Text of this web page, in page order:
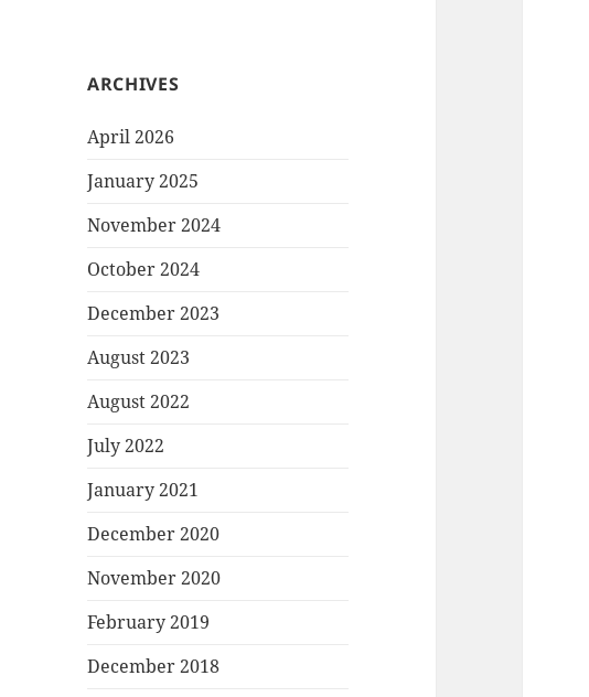
ARCHIVES
April 2026
January 2025
November 2024
October 2024
December 2023
August 2023
August 2022
July 2022
January 2021
December 2020
November 2020
February 2019
December 2018